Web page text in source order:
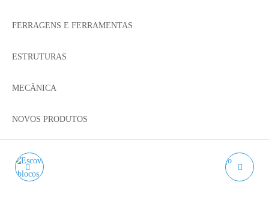
FERRAGENS E FERRAMENTAS
ESTRUTURAS
MECÂNICA
NOVOS PRODUTOS